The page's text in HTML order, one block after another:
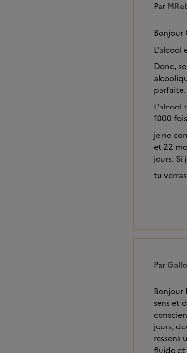
Par
Bonjour
L'alcool
Donc,
parfaite.
L'alcool
1000
je ne
et 22
jours. Si
tu
Par
Bonjour
sens et
jours,
ressens
fluide et